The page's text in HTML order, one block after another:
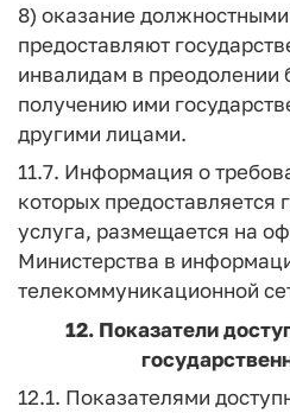
8) оказание
предоставляют
инвалидам в
получению ими
другими лицами.
11.7. Информация о
которых предоставляется
услуга, размещается на
Министерства в
телекоммуникационной
12. Показатели
12.1. Показателями